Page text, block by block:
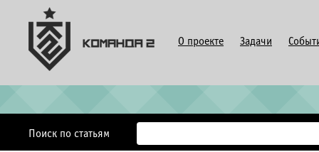
О проекте Задачи
Поиск по статьям